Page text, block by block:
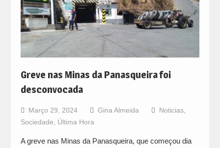
Greve nas Minas da Panasqueira foi
desconvocada
Março 29, 2024 Gina Almeida Noticias,
Sociedade, Última Hora
A greve nas Minas da Panasqueira, que começou dia